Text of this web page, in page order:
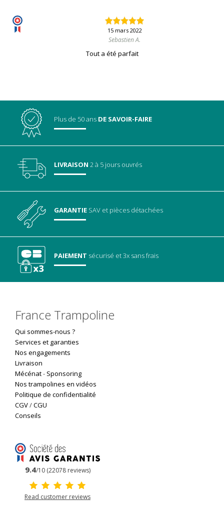
15 mars 2022
Sebastien A.
Tout a été parfait
Plus de 50 ans DE SAVOIR-FAIRE
LIVRAISON 2 à 5 jours ouvrés
GARANTIE SAV et pièces détachées
PAIEMENT sécurisé et 3x sans frais
France Trampoline
Qui sommes-nous ?
Services et garanties
Nos engagements
Livraison
Mécénat- Sponsoring
Nos trampolines en vidéos
Politique de confidentialité
CGV/CGU
Conseils
9.4/10 (22078 reviews)
Read customer reviews